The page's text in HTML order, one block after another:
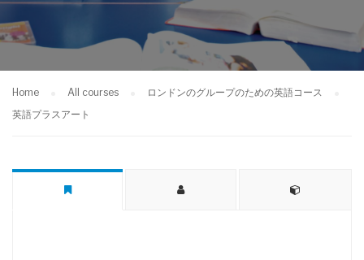
Home All courses
ロンドンのグループのための英語コース
英語プラスアート